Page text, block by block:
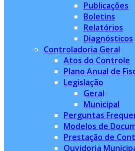
Publicações
Boletins
Relatórios
Diagnósticos
Controladoria Geral
Atos do Controle
Plano Anual de
Legislação
Geral
Municipal
Perguntas
Modelos de
Prestação de
Ouvidoria